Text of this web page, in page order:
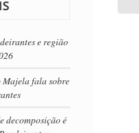
e região
Majela fala sobre
decomposição é